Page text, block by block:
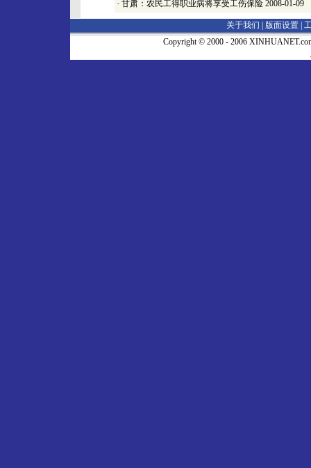
· 甘肃：农民工得职业病将享受工伤保险 2008-01-09
关于我们 | 版面设置
Copyright © 2000 - 2006